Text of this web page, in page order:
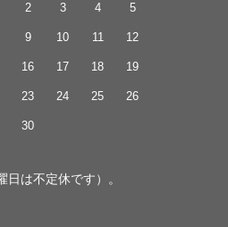
2 3 4 5
9 10 11 12
16 17 18 19
23 24 25 26
30
は不定休です）。